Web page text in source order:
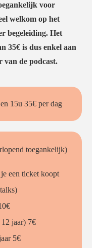
voor
welkom op het
begeleiding. Het
35€ is dus enkel aan
van de podcast.
15u 35€ per dag
toegankelijk)
een ticket koopt
jaar) 7€
5€